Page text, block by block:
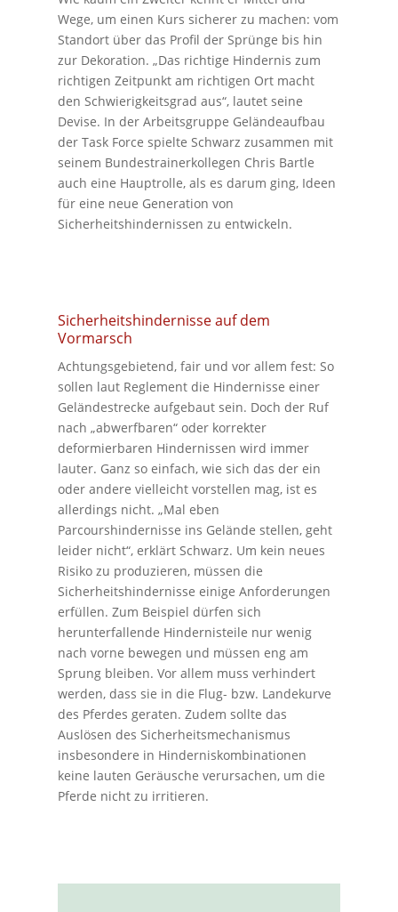
Wege, um einen Kurs sicherer zu machen: vom
Standort über das Profil der Sprünge bis hin
zur Dekoration. „Das richtige Hindernis zum
richtigen Zeitpunkt am richtigen Ort macht
den Schwierigkeitsgrad aus“, lautet seine
Devise. In der Arbeitsgruppe Geländeaufbau
der Task Force spielte Schwarz zusammen mit
seinem Bundestrainerkollegen Chris Bartle
auch eine Hauptrolle, als es darum ging, Ideen
für eine neue Generation von
Sicherheitshindernissen zu entwickeln.
Sicherheitshindernisse auf dem
Vormarsch
Achtungsgebietend, fair und vor allem fest: So
sollen laut Reglement die Hindernisse einer
Geländestrecke aufgebaut sein. Doch der Ruf
nach „abwerfbaren“ oder korrekter
deformierbaren Hindernissen wird immer
lauter. Ganz so einfach, wie sich das der ein
oder andere vielleicht vorstellen mag, ist es
allerdings nicht. „Mal eben
Parcourshindernisse ins Gelände stellen, geht
leider nicht“, erklärt Schwarz. Um kein neues
Risiko zu produzieren, müssen die
Sicherheitshindernisse einige Anforderungen
erfüllen. Zum Beispiel dürfen sich
herunterfallende Hindernisteile nur wenig
nach vorne bewegen und müssen eng am
Sprung bleiben. Vor allem muss verhindert
werden, dass sie in die Flug- bzw. Landekurve
des Pferdes geraten. Zudem sollte das
Auslösen des Sicherheitsmechanismus
insbesondere in Hinderniskombinationen
keine lauten Geräusche verursachen, um die
Pferde nicht zu irritieren.